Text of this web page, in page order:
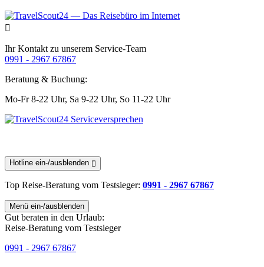
Ihr Kontakt zu unserem Service-Team
0991 - 2967 67867
Beratung & Buchung:
Mo-Fr 8-22 Uhr, Sa 9-22 Uhr, So 11-22 Uhr
Hotline ein-/ausblenden
Top Reise-Beratung vom Testsieger: 0991 - 2967 67867
Menü ein-/ausblenden
Gut beraten in den Urlaub:
Reise-Beratung vom Testsieger
0991 - 2967 67867